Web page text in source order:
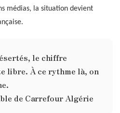
médias, la situation devient
le chiffre
libre. À ce rythme là, on
de Carrefour Algérie